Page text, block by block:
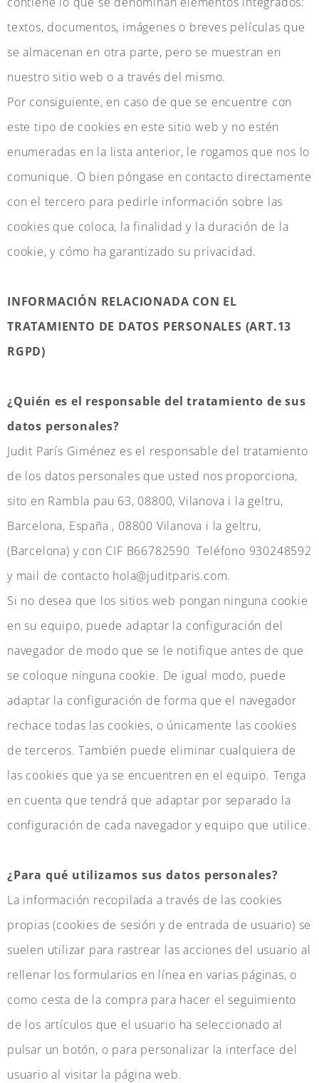
textos, documentos, imágenes o breves películas que
se almacenan en otra parte, pero se muestran en
nuestro sitio web o a través del mismo.
Por consiguiente, en caso de que se encuentre con
este tipo de cookies en este sitio web y no estén
enumeradas en la lista anterior, le rogamos que nos lo
comunique. O bien póngase en contacto directamente
con el tercero para pedirle información sobre las
cookies que coloca, la finalidad y la duración de la
cookie, y cómo ha garantizado su privacidad.
INFORMACIÓN RELACIONADA CON EL
TRATAMIENTO DE DATOS PERSONALES (ART.13
RGPD)
¿Quién es el responsable del tratamiento de sus
datos personales?
Judit París Giménez es el responsable del tratamiento
de los datos personales que usted nos proporciona,
sito en Rambla pau 63, 08800, Vilanova i la geltru,
Barcelona, España , 08800 Vilanova i la geltru,
(Barcelona) y con CIF B66782590 Teléfono 930248592
y mail de contacto hola@juditparis.com.
Si no desea que los sitios web pongan ninguna cookie
en su equipo, puede adaptar la configuración del
navegador de modo que se le notifique antes de que
se coloque ninguna cookie. De igual modo, puede
adaptar la configuración de forma que el navegador
rechace todas las cookies, o únicamente las cookies
de terceros. También puede eliminar cualquiera de
las cookies que ya se encuentren en el equipo. Tenga
en cuenta que tendrá que adaptar por separado la
configuración de cada navegador y equipo que utilice.
¿Para qué utilizamos sus datos personales?
La información recopilada a través de las cookies
propias (cookies de sesión y de entrada de usuario) se
suelen utilizar para rastrear las acciones del usuario al
rellenar los formularios en línea en varias páginas, o
como cesta de la compra para hacer el seguimiento
de los artículos que el usuario ha seleccionado al
pulsar un botón, o para personalizar la interface del
usuario al visitar la página web.